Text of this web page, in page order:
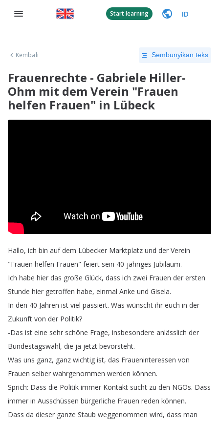
Start learning ID
Kembali Sembunyikan teks
Frauenrechte - Gabriele Hiller-
Ohm mit dem Verein "Frauen
helfen Frauen" in Lübeck
Hallo, ich bin auf dem Lübecker Marktplatz und der Verein
"Frauen helfen Frauen" feiert sein 40-jähriges Jubiläum.
Ich habe hier das große Glück, dass ich zwei Frauen der ersten
Stunde hier getroffen habe, einmal Anke und Gisela.
In den 40 Jahren ist viel passiert. Was wünscht ihr euch in der
Zukunft von der Politik?
-Das ist eine sehr schöne Frage, insbesondere anlässlich der
Bundestagswahl, die ja jetzt bevorsteht.
Was uns ganz, ganz wichtig ist, das Fraueninteressen von
Frauen selber wahrgenommen werden können.
Sprich: Dass die Politik immer Kontakt sucht zu den NGOs. Dass
immer in Ausschüssen bürgerliche Frauen reden können.
Dass da dieser ganze Staub weggenommen wird, dass man